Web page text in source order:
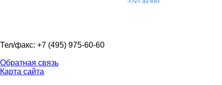
Тел/факс: +7 (495) 975-60-60
Обратная связь
Карта сайта